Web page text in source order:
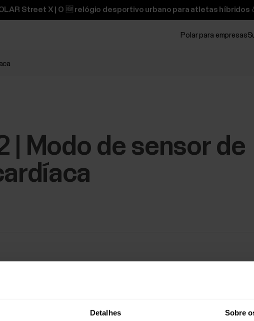
Detalhes Sobre
Street X | O 🆕 relógio desportivo urbano para atletas híbridos
Polar para empresas
| Modo de sensor de